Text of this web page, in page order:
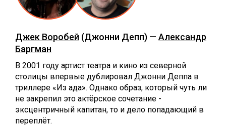
Джек Воробей (Джонни Депп) — Александр
Баргман
В 2001 году артист театра и кино из северной
столицы впервые дублировал Джонни Деппа в
триллере «Из ада». Однако образ, который чуть ли
не закрепил это актёрское сочетание -
эксцентричный капитан, то и дело попадающий в
переплёт.